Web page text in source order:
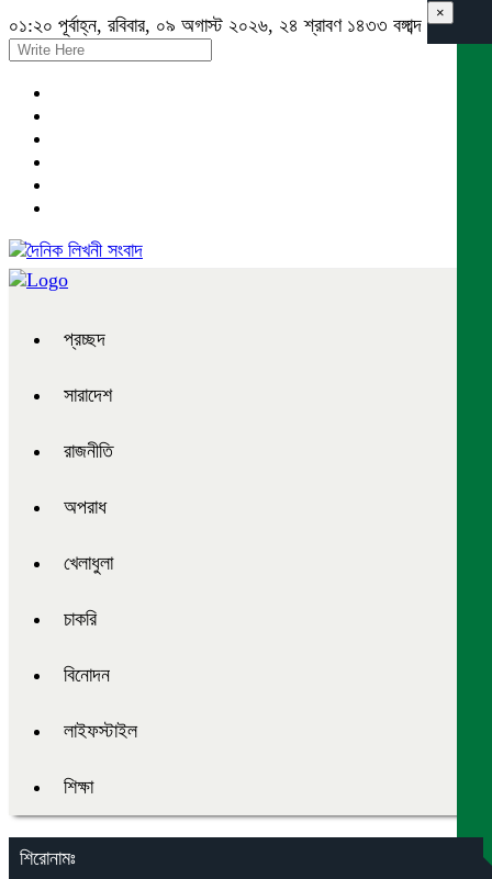
০১:২০ পূর্বাহ্ন, রবিবার, ০৯ অগাস্ট ২০২৬, ২৪ শ্রাবণ ১৪৩৩ বঙ্গাব্দ
প্রচ্ছদ
সারাদেশ
রাজনীতি
অপরাধ
খেলাধুলা
চাকরি
বিনোদন
লাইফস্টাইল
শিক্ষা
শিরোনামঃ
×